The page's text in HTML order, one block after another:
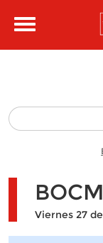
Toggle
BOCM
Viernes 27